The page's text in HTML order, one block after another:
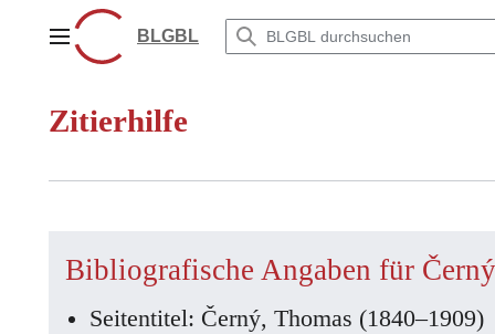
springenHauptmenüBLGBL
Zitierhilfe
Bibliografische Angaben für
Seitentitel: Černý, Thomas (1840–1909)